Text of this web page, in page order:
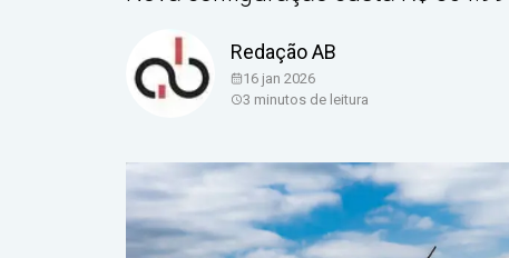
Redação AB
16 jan 2026
3 minutos de leitura